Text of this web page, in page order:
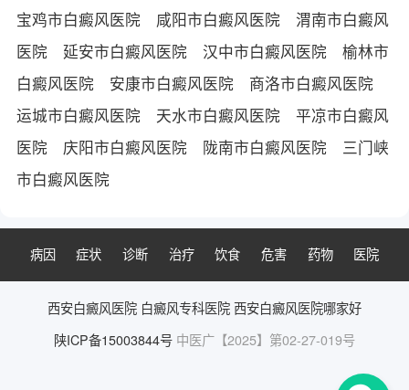
宝鸡市白癜风医院
咸阳市白癜风医院
渭南市白癜风
医院
延安市白癜风医院 汉中市白癜风医院
榆林市
白癜风医院
安康市白癜风医院
商洛市白癜风医院
运城市白癜风医院
天水市白癜风医院
平凉市白癜风
医院
庆阳市白癜风医院 陇南市白癜风医院
三门峡
市白癜风医院
病因 症状 诊断 治疗 饮食 危害 药物 医院
西安白癜风医院 白癜风专科医院 西安白癜风医院哪家好
陕ICP备15003844号 中医广【2025】第02-27-019号